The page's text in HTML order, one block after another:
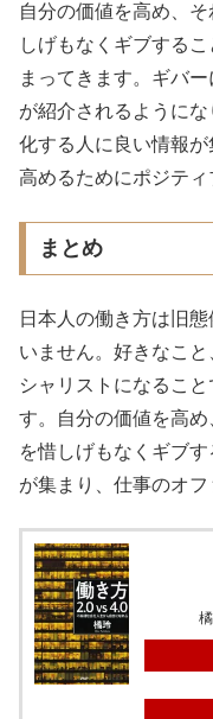
自分の価値を高め、
しげもなくギブする
まってきます。ギバ
が紹介されるように
化する人に良い情報
高めるためにポジティ
まとめ
日本人の働き方は旧
いません。好きなこ
シャリストになるこ
す。自分の価値を高
を惜しげもなくギブ
が集まり、仕事のオフ